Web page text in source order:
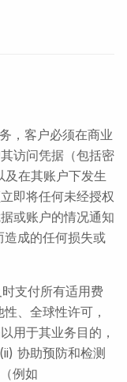
，客户必须在商业
访问凭据（包括密
在其账户下发生
即将任何未经授权
或账户的情况通知
成的任何损失或
支付所有适用费
、全球性许可，
用于其业务目的，
协助预防和检测
例如